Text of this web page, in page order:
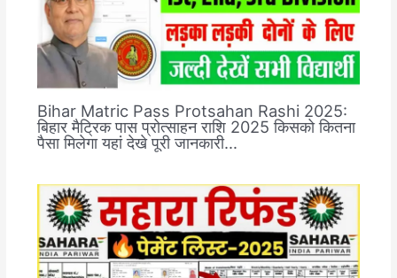
Bihar Matric Pass Protsahan Rashi 2025:
बिहार मैट्रिक पास प्रोत्साहन राशि 2025 किसको कितना
पैसा मिलेगा यहां देखे पूरी जानकारी…